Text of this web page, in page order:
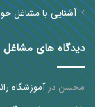
آشنایی با مشاغل
دیدگاه های مشاغل
محسندرآموزشگاه